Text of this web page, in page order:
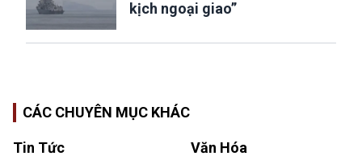
kịch ngoại giao”
CÁC CHUYÊN MỤC KHÁC
Tin Tức Văn Hóa